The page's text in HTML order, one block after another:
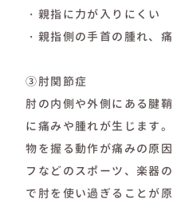
・親指に力が入りにくい
・親指側の手首の腫れ、
③肘関節症
肘の内側や外側にある腱
に痛みや腫れが生じます
物を握る動作が痛みの原
フなどのスポーツ、楽器
で肘を使い過ぎることが原